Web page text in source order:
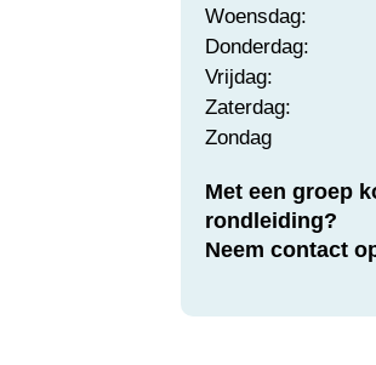
Woensdag:
Donderdag:
Vrijdag:
Zaterdag:
Zondag
Met een groep
rondleiding?
Neem contact